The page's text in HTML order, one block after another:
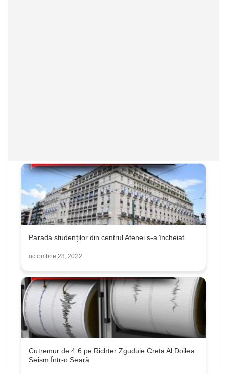
Parada studenților din centrul Atenei s-a încheiat
octombrie 28, 2022
Cutremur de 4.6 pe Richter Zguduie Creta Al Doilea
Seism Într-o Seară